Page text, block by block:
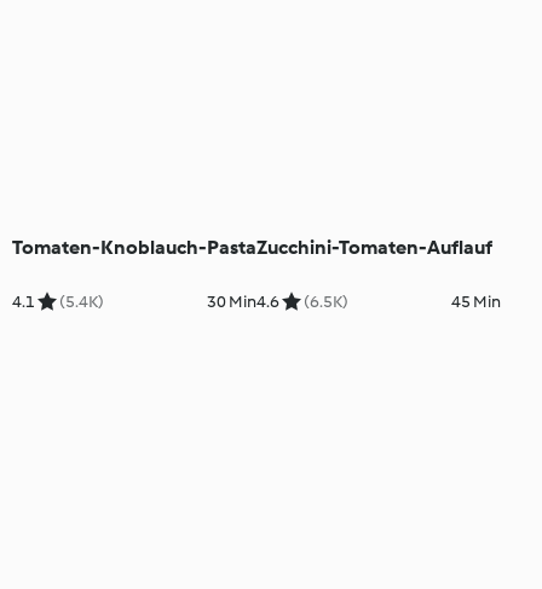
Tomaten-Knoblauch-Pasta
4.1 (5.4K) 30 Min
Zucchini-Tomaten-Auflauf
4.6 (6.5K) 45 Min